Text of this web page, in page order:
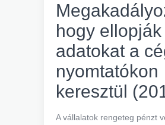
hogy ellopják
adatokat a
nyomtatókon
keresztül
A vállalatok rengeteg pénzt